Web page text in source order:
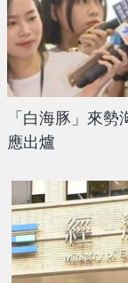
「白海豚」來
應出爐